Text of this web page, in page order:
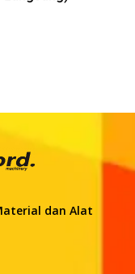
dan Alat